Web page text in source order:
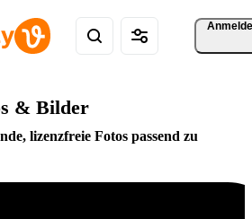
& Bilder
lizenzfreie Fotos passend zu